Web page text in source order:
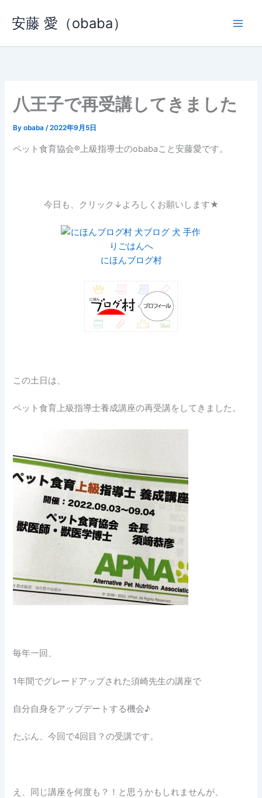
ス
安藤 愛（obaba）
八王子で再受講してきました
Byobaba/2022年9月5日
ペット食育協会®︎上級指導士のobabaこと安藤愛です。
今日も、クリック↓よろしくお願いします★
にほんブログ村
この土日は、
ペット食育上級指導士養成講座の再受講をしてきました。
毎年一回、
1年間でグレードアップされた須崎先生の講座で
自分自身をアップデートする機会♪
たぶん、今回で4回目？の受講です。
え、同じ講座を何度も？！と思うかもしれませんが、